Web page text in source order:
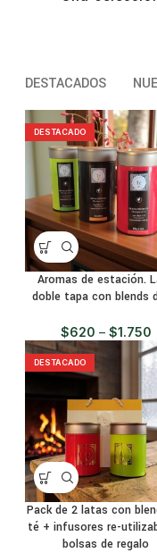
DESTACADOS
DESTACADO
Aromas de estación.
doble tapa con blends
$620 – $1.750
DESTACADO
Pack de 2 latas con
té + infusores re-
bolsas de regalo